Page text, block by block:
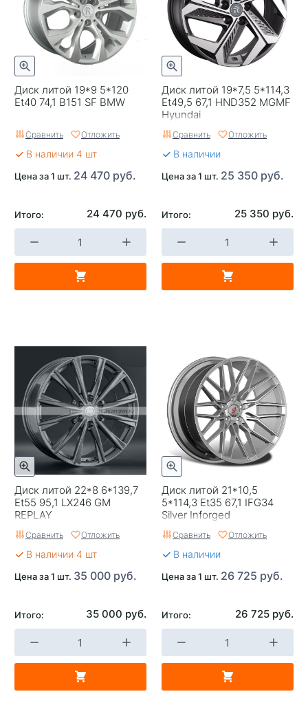
Завод изготовитель Replay
Диск литой 19*9 5*120
Et40 74,1 B151 SF BMW
Сравнить Отложить
В наличии 4 шт
Цена за 1 шт. 24 470 руб.
Итого: 24 470 руб.
Диск литой 19*7,5 5*114,3
Et49,5 67,1 HND352 MGMF
Hyundai
Сравнить Отложить
В наличии
Цена за 1 шт. 25 350 руб.
Итого: 25 350 руб.
Диск литой 22*8 6*139,7
Et55 95,1 LX246 GM
REPLAY
Сравнить Отложить
В наличии 4 шт
Цена за 1 шт. 35 000 руб.
Итого: 35 000 руб.
Диск литой 21*10,5
5*114,3 Et35 67,1 IFG34
Silver Inforged
Сравнить Отложить
В наличии
Цена за 1 шт. 26 725 руб.
Итого: 26 725 руб.